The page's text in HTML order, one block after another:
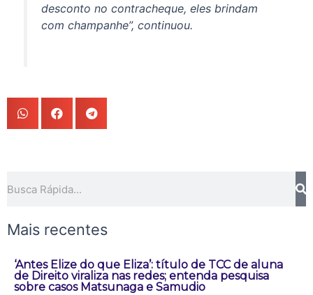
desconto no contracheque, eles brindam
com champanhe”, continuou.
Mais recentes
‘Antes Elize do que Eliza’: título de TCC de aluna
de Direito viraliza nas redes; entenda pesquisa
sobre casos Matsunaga e Samudio